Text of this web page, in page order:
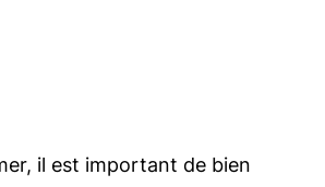
il est important de bien